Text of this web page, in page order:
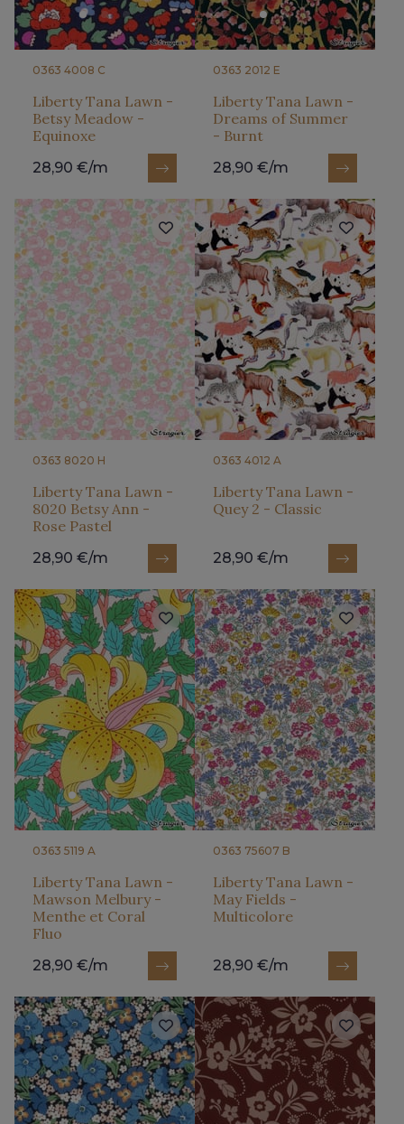
0363 4008 C
Liberty Tana Lawn -
Betsy Meadow -
Equinoxe
28,90 €/m
0363 2012 E
Liberty Tana Lawn -
Dreams of Summer
- Burnt
28,90 €/m
0363 8020 H
Liberty Tana Lawn -
8020 Betsy Ann -
Rose Pastel
28,90 €/m
0363 4012 A
Liberty Tana Lawn -
Quey 2 - Classic
28,90 €/m
0363 5119 A
Liberty Tana Lawn -
Mawson Melbury -
Menthe et Coral
Fluo
28,90 €/m
0363 75607 B
Liberty Tana Lawn -
May Fields -
Multicolore
28,90 €/m